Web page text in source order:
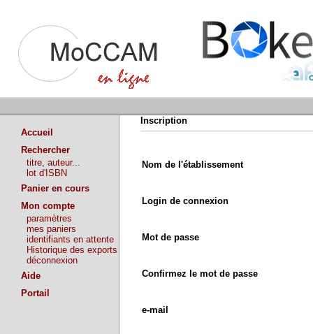
Accueil
Rechercher
titre, auteur...
lot d'ISBN
Panier en cours
Mon compte
paramètres
mes paniers
identifiants en attente
Historique des exports
déconnexion
Aide
Portail
Inscription
Nom de l'établissement
Login de connexion
Mot de passe
Confirmez le mot de passe
e-mail